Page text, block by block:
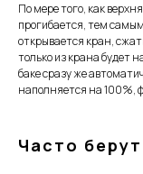
По мере того, как
прогибается, тем
открывается кран,
только из крана будет
баке сразу же
наполняется на 100%,
Часто